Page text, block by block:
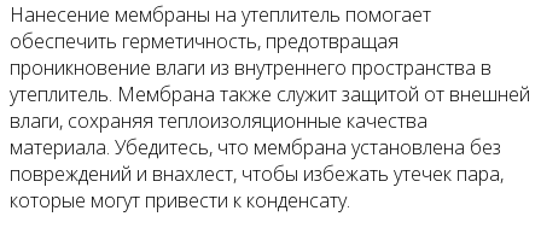
Нанесение мембраны на утеплитель помогает
обеспечить герметичность, предотвращая
проникновение влаги из внутреннего пространства в
утеплитель. Мембрана также служит защитой от внешней
влаги, сохраняя теплоизоляционные качества
материала. Убедитесь, что мембрана установлена без
повреждений и внахлест, чтобы избежать утечек пара,
которые могут привести к конденсату.